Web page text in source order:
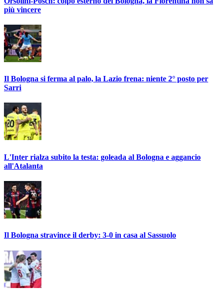
più vincere
Il Bologna si ferma al palo, la Lazio frena: niente 2° posto per
Sarri
L'Inter rialza subito la testa: goleada al Bologna e aggancio
all'Atalanta
Il Bologna stravince il derby: 3-0 in casa al Sassuolo